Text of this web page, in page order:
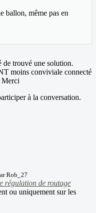
ballon, même pas en
trouvé une solution.
moins conviviale connecté
Merci
à la conversation.
Rob_27
régulation de routage
ou uniquement sur les